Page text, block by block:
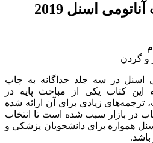
اسنل 2019
و گردن
اسنل در سه جلد جداگانه به چاپ
این کتاب یکی از مباحث پایه در
زیادی برای آن ارائه شده
در بازار سبب شده است تا انتخاب
همواره برای دانشجویان پزشکی و